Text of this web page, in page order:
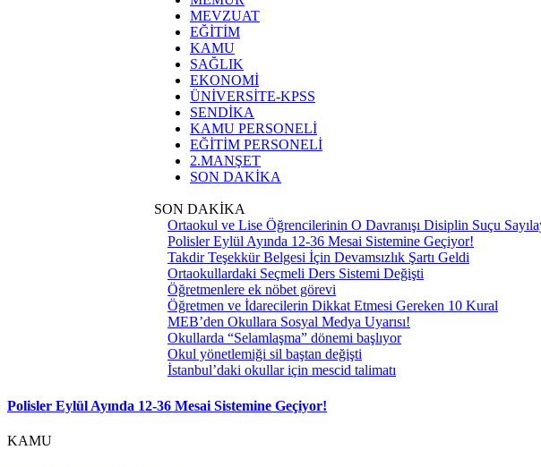
MEVZUAT
EĞİTİM
KAMU
SAĞLIK
EKONOMİ
ÜNİVERSİTE-KPSS
SENDİKA
KAMU PERSONELİ
EĞİTİM PERSONELİ
2.MANŞET
SON DAKİKA
SON DAKİKA
Ortaokul ve Lise Öğrencilerinin O Davranışı Disiplin Suçu
Polisler Eylül Ayında 12-36 Mesai Sistemine Geçiyor!
Takdir Teşekkür Belgesi İçin Devamsızlık Şartı Geldi
Ortaokullardaki Seçmeli Ders Sistemi Değişti
Öğretmenlere ek nöbet görevi
Öğretmen ve İdarecilerin Dikkat Etmesi Gereken 10 Kural
MEB’den Okullara Sosyal Medya Uyarısı!
Okullarda “Selamlaşma” dönemi başlıyor
Okul yönetlemiği sil baştan değişti
İstanbul’daki okullar için mescid talimatı
Polisler Eylül Ayında 12-36 Mesai Sistemine Geçiyor!
KAMU